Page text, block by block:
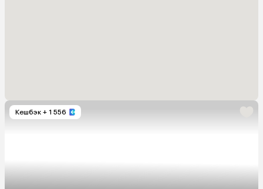
Кешбэк + 1 556